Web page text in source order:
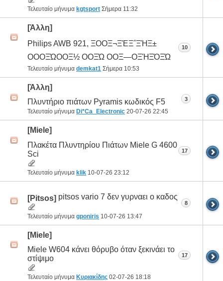
Τελευταίο μήνυμα kgtsport Σήμερα 11:32
[Άλλη]
Philips AWB 921, ΞΟΟΞ¬ΞΈΞ΅ΞΉΞ±
ΟΟΟΞΏΟΟΞ½ ΟΟΞΏ ΟΟΞ―ΟΞΉΞΌΞΏ
Τελευταίο μήνυμα demkat1 Σήμερα 10:53
10
[Άλλη]
Πλυντήριο πιάτων Pyramis κωδικός F5
Τελευταίο μήνυμα Di*Ca_Electronic 20-07-26 22:45
3
[Miele]
Πλακέτα Πλυντηρίου Πιάτων Miele G 4600
Sci
Τελευταίο μήνυμα klik 10-07-26 23:12
17
[Pitsos] pitsos vario 7 δεν γυρναει ο καδος
Τελευταίο μήνυμα gponiris 10-07-26 13:47
8
[Miele]
Miele W604 κάνει θόρυβο όταν ξεκινάει το
στίψιμο
Τελευταίο μήνυμα Κυριακίδης 02-07-26 18:18
17